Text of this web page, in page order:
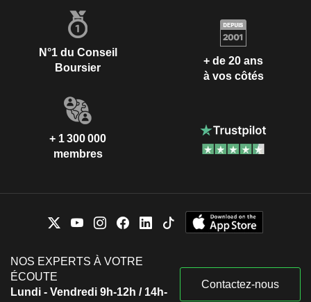
N°1 du Conseil
Boursier
+ de 20 ans
à vos côtés
+ 1 300 000
membres
NOS EXPERTS À VOTRE
ÉCOUTE
Lundi - Vendredi 9h-12h / 14h-
Contactez-nous